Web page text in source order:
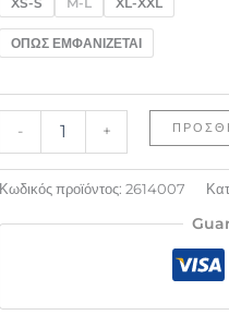
ΟΠΩΣ ΕΜΦΑΝΙΖΕΤΑΙ
- +
Κωδικός προϊόντος: 2614007